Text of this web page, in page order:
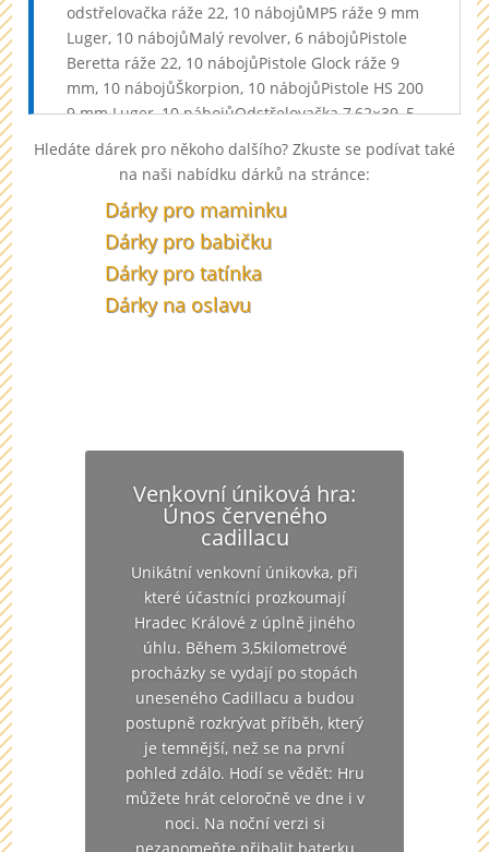
odstřelovačka ráže 22, 10 nábojůMP5 ráže 9 mm
Luger, 10 nábojůMalý revolver, 6 nábojůPistole
Beretta ráže 22, 10 nábojůPistole Glock ráže 9
mm, 10 nábojůŠkorpion, 10 nábojůPistole HS 200
9 mm Luger, 10 nábojůOdstřelovačka 7,62×39, 5
nábojůSA 58, 5 nábojůV ceně sportovní střelby
pro děti je pronájem střelnice, instruktor,
náboje a zapůjčení zbraní., Sportovní střelba na
střelnici pro děti Co dělat v Královéhradeckém
kraji? Vyrazte za zážitky
U nás najdete vždy ten správný dárek pro
Hledáte dárek pro někoho dalšího? Zkuste se podívat také
na naši nabídku dárků na stránce:
Dárky pro maminku
Dárky pro babičku
Dárky pro tatínka
Dárky na oslavu
Venkovní úniková hra:
Únos červeného
cadillacu
Unikátní venkovní únikovka, při
které účastníci prozkoumají
Hradec Králové z úplně jiného
úhlu. Během 3,5kilometrové
procházky se vydají po stopách
uneseného Cadillacu a budou
postupně rozkrývat příběh, který
je temnější, než se na první
pohled zdálo. Hodí se vědět: Hru
můžete hrát celoročně ve dne i v
noci. Na noční verzi si
nezapomeňte přibalit baterku